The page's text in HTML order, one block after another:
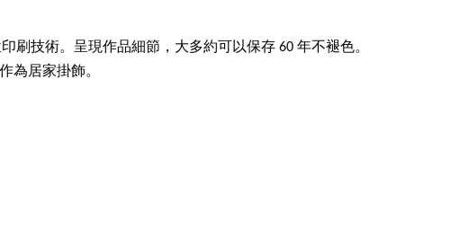
刷技術。呈現作品細節，大多約可以保存 60 年不褪色。
為居家掛飾。